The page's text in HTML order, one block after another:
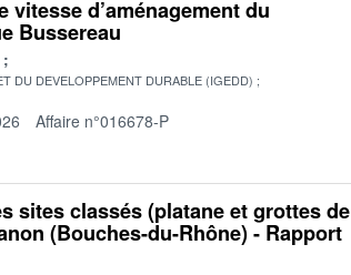
d’aménagement du
Bussereau
DU DEVELOPPEMENT DURABLE (IGEDD)
Affaire n°016678-P
sites classés (platane et grottes de
(Bouches-du-Rhône) - Rapport